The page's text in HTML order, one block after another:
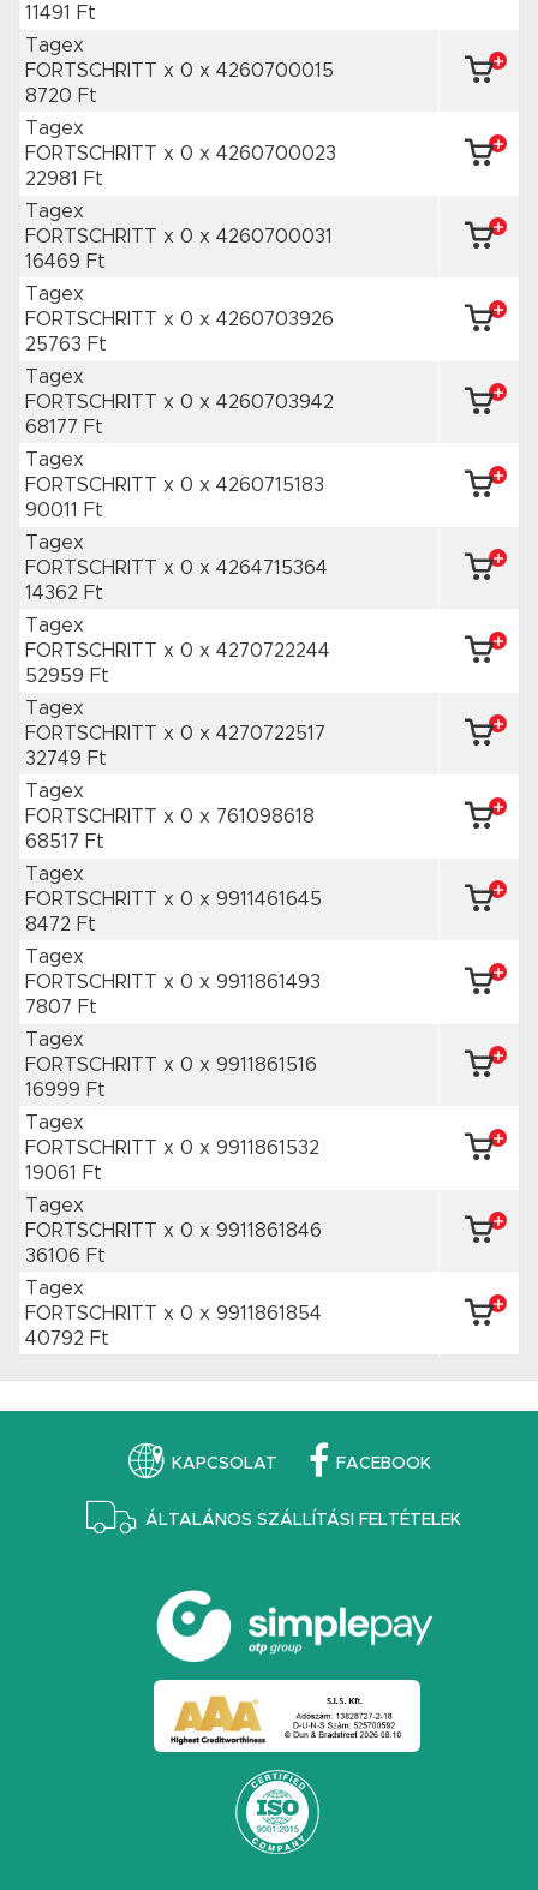
11491 Ft
Tagex
FORTSCHRITT x 0 x 4260700015
8720 Ft
Tagex
FORTSCHRITT x 0 x 4260700023
22981 Ft
Tagex
FORTSCHRITT x 0 x 4260700031
16469 Ft
Tagex
FORTSCHRITT x 0 x 4260703926
25763 Ft
Tagex
FORTSCHRITT x 0 x 4260703942
68177 Ft
Tagex
FORTSCHRITT x 0 x 4260715183
90011 Ft
Tagex
FORTSCHRITT x 0 x 4264715364
14362 Ft
Tagex
FORTSCHRITT x 0 x 4270722244
52959 Ft
Tagex
FORTSCHRITT x 0 x 4270722517
32749 Ft
Tagex
FORTSCHRITT x 0 x 761098618
68517 Ft
Tagex
FORTSCHRITT x 0 x 9911461645
8472 Ft
Tagex
FORTSCHRITT x 0 x 9911861493
7807 Ft
Tagex
FORTSCHRITT x 0 x 9911861516
16999 Ft
Tagex
FORTSCHRITT x 0 x 9911861532
19061 Ft
Tagex
FORTSCHRITT x 0 x 9911861846
36106 Ft
Tagex
FORTSCHRITT x 0 x 9911861854
40792 Ft
KAPCSOLAT FACEBOOK
ÁLTALÁNOS SZÁLLÍTÁSI FELTÉTELEK